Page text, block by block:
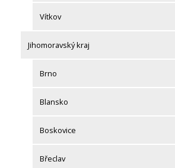
Vítkov
Jihomoravský kraj
Brno
Blansko
Boskovice
Břeclav